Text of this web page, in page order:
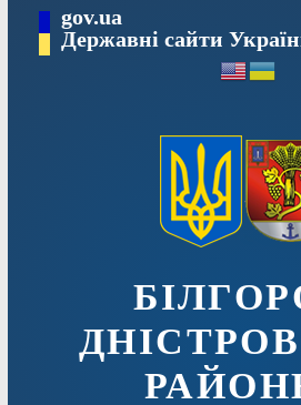
вмісту
gov.ua
Державні сайти